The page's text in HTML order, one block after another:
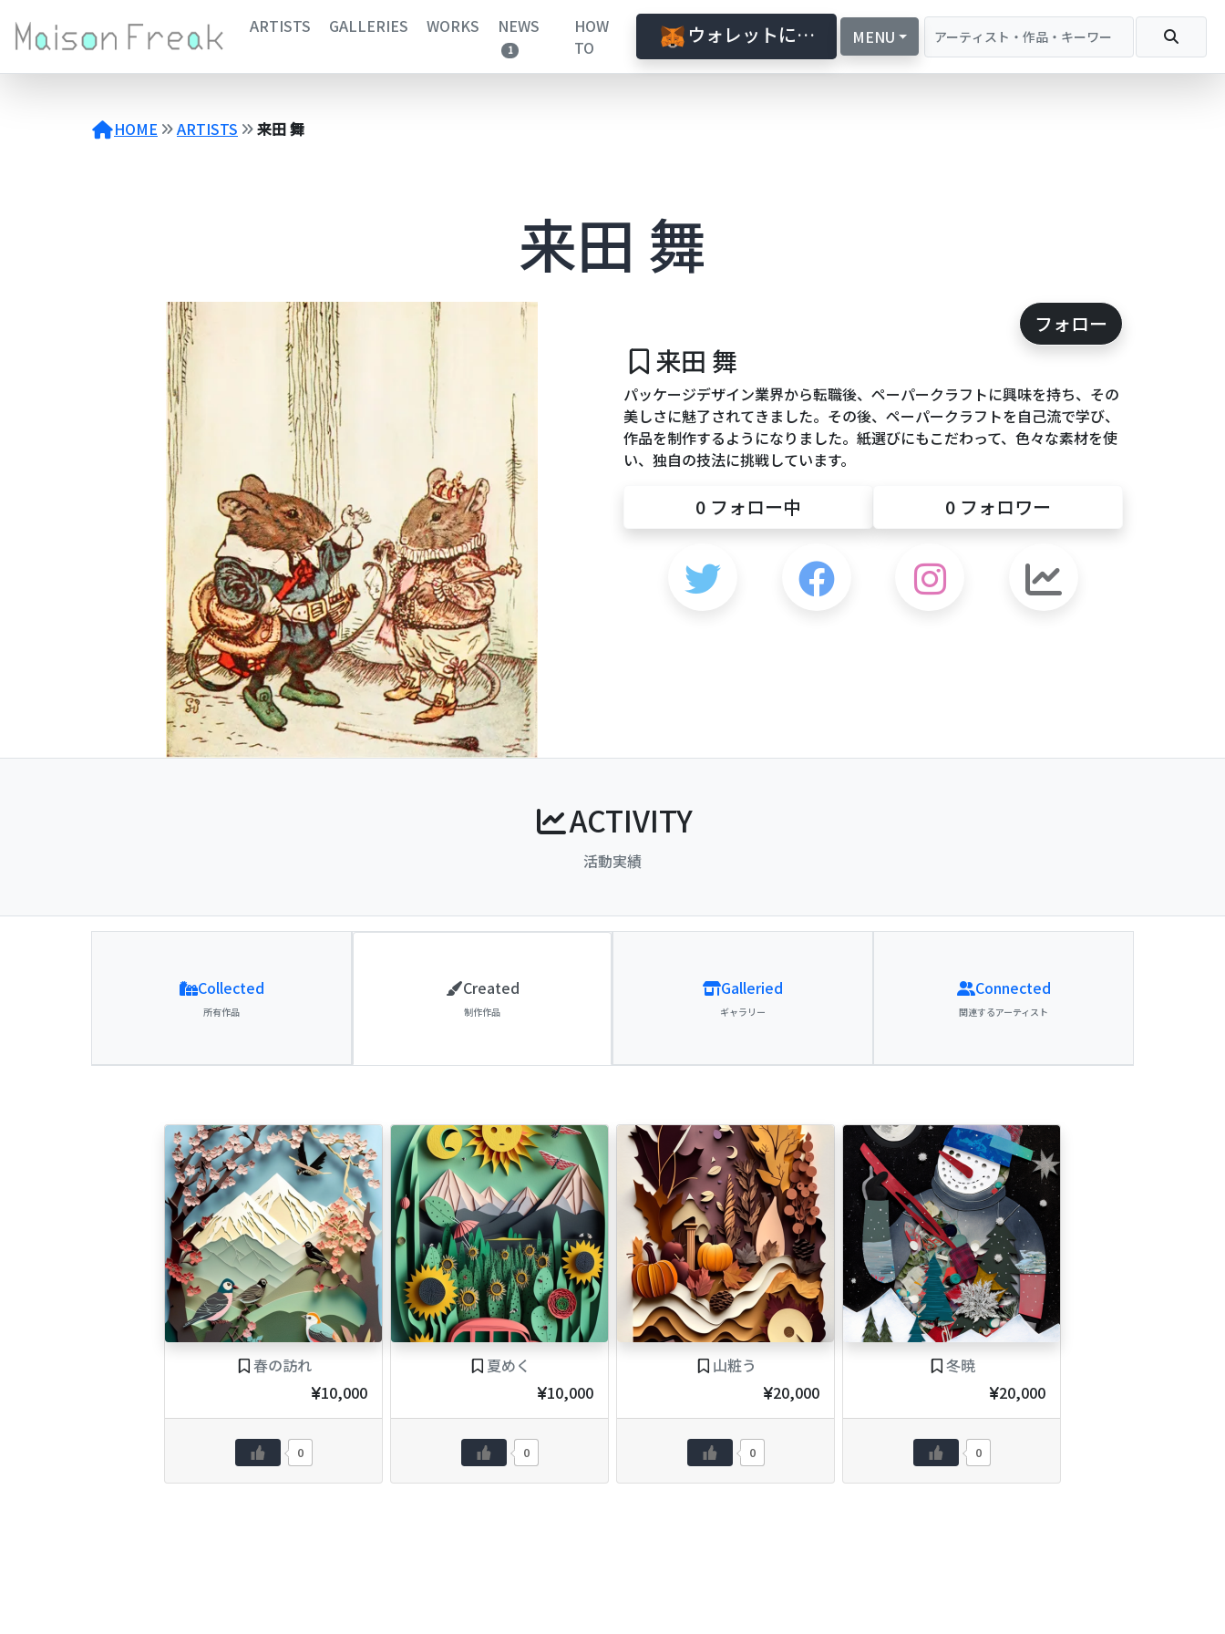
ン
ARTISTS GALLERIES WORKS NEWS
1
HOW
TO
ウォレットに接続 MENU
HOME ARTISTS 来田 舞
来田 舞
フォロー
来田 舞
パッケージデザイン業界から転職後、ペーパークラフトに興味を持ち、その
美しさに魅了されてきました。その後、ペーパークラフトを自己流で学び、
作品を制作するようになりました。紙選びにもこだわって、色々な素材を使
い、独自の技法に挑戦しています。
0 フォロー中 0 フォロワー
ACTIVITY
活動実績
Collected
所有作品
Created
制作作品
Galleried
ギャラリー
Connected
関連するアーティスト
春の訪れ
10,000
0
夏めく
10,000
0
山粧う
20,000
0
冬暁
20,000
0